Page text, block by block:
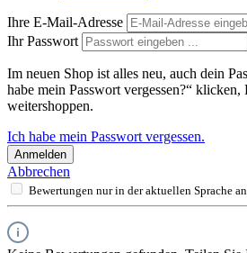
Ihre E-Mail-Adresse
Ihr Passwort
Im neuen Shop ist alles neu, auch dein
habe mein Passwort vergessen?“ klicken,
weitershoppen.
Ich habe mein Passwort vergessen.
Anmelden
Abbrechen
Bewertungen nur in der aktuellen Sprache